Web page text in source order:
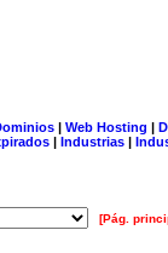
| Web Hosting |
| Industrias |
[Pág.